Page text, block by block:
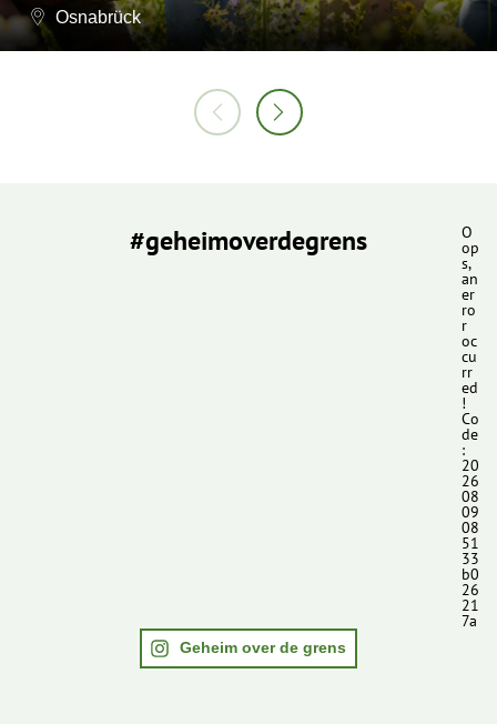
Osnabrück
#geheimoverdegrens O
op
s,
an
er
ro
r
oc
cu
rr
ed
!
Co
de
:
20
26
08
09
08
51
33
b0
26
21
7a
Geheim over de grens